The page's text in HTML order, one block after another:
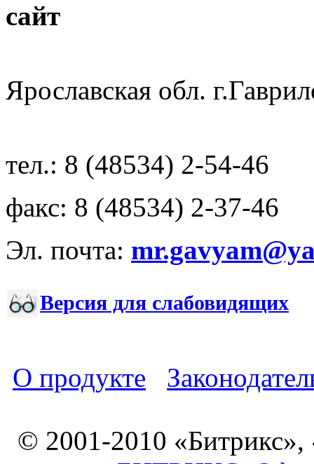
Ярославская обл.
тел.: 8 (48534) 2-54-46
факс: 8 (48534) 2-37-46
Эл. почта:
Версия для слабовидящих
О продукте
© 2001-2010 «Битрикс»,